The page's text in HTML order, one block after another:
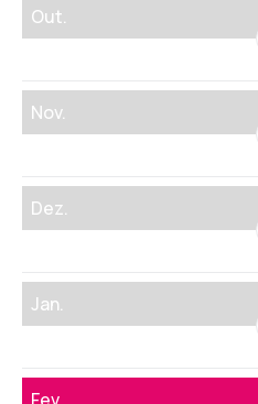
Out.
Nov.
Dez.
Jan.